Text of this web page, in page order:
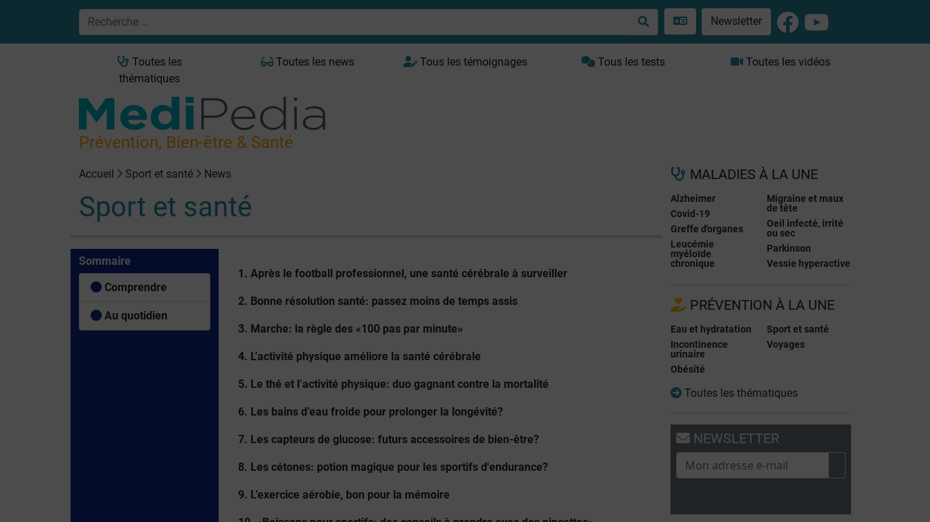
Newsletter
Toutes les
thématiques
Toutes les news Tous les témoignages Tous les tests Toutes les vidéos
Prévention, Bien-être & Santé
Accueil Sport et santé News
Sport et santé
Sommaire
Comprendre
Au quotidien
1. Après le football professionnel, une santé cérébrale à surveiller
2. Bonne résolution santé: passez moins de temps assis
3. Marche: la règle des «100 pas par minute»
4. L'activité physique améliore la santé cérébrale
5. Le thé et l’activité physique: duo gagnant contre la mortalité
6. Les bains d’eau froide pour prolonger la longévité?
7. Les capteurs de glucose: futurs accessoires de bien-être?
8. Les cétones: potion magique pour les sportifs d'endurance?
9. L’exercice aérobie, bon pour la mémoire
MALADIES À LA UNE
Alzheimer
Covid-19
Greffe d'organes
Leucémie
myéloïde
chronique
Migraine et maux
de tête
Oeil infecté, irrité
ou sec
Parkinson
Vessie hyperactive
PRÉVENTION À LA UNE
Eau et hydratation
Incontinence
urinaire
Obésité
Sport et santé
Voyages
Toutes les thématiques
NEWSLETTER